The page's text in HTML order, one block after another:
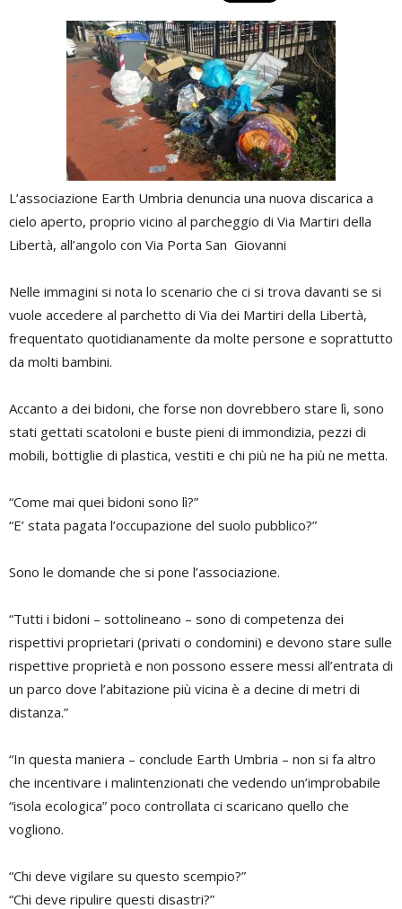
L’associazione Earth Umbria denuncia una nuova discarica a
cielo aperto, proprio vicino al parcheggio di Via Martiri della
Libertà, all’angolo con Via Porta San Giovanni
Nelle immagini si nota lo scenario che ci si trova davanti se si
vuole accedere al parchetto di Via dei Martiri della Libertà,
frequentato quotidianamente da molte persone e soprattutto
da molti bambini.
Accanto a dei bidoni, che forse non dovrebbero stare lì, sono
stati gettati scatoloni e buste pieni di immondizia, pezzi di
mobili, bottiglie di plastica, vestiti e chi più ne ha più ne metta.
“Come mai quei bidoni sono lì?”
“E’ stata pagata l’occupazione del suolo pubblico?”
Sono le domande che si pone l’associazione.
“Tutti i bidoni – sottolineano – sono di competenza dei
rispettivi proprietari (privati o condomini) e devono stare sulle
rispettive proprietà e non possono essere messi all’entrata di
un parco dove l’abitazione più vicina è a decine di metri di
distanza.”
“In questa maniera – conclude Earth Umbria – non si fa altro
che incentivare i malintenzionati che vedendo un’improbabile
“isola ecologica” poco controllata ci scaricano quello che
vogliono.
“Chi deve vigilare su questo scempio?”
“Chi deve ripulire questi disastri?”